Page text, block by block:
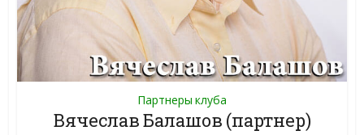
Партнеры клуба
Вячеслав Балашов (партнер)